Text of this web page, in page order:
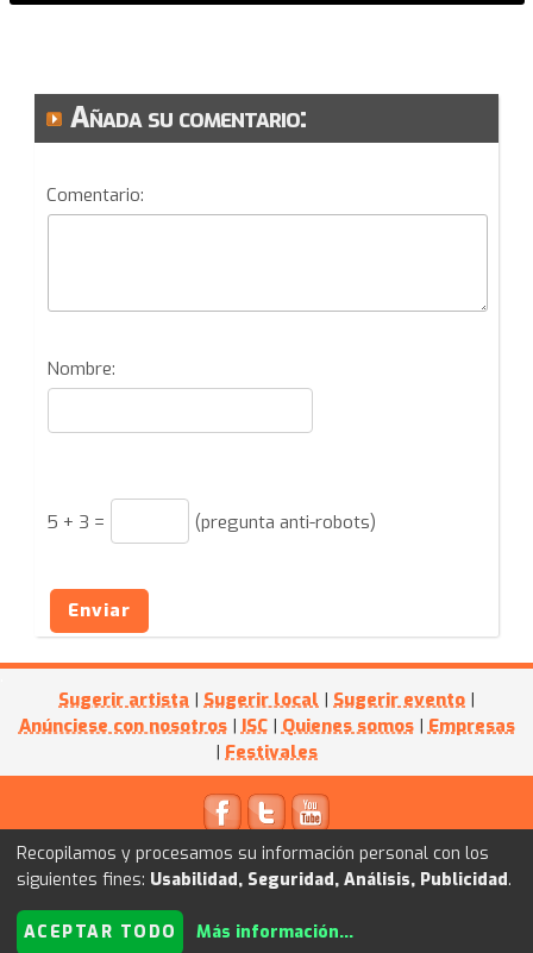
Añada su comentario:
Comentario:
Nombre:
5 + 3 = (pregunta anti-robots)
Enviar
Sugerir artista | Sugerir local | Sugerir evento |
Anúnciese con nosotros | ISC | Quienes somos | Empresas
| Festivales
© 2011Kultube.net- Powered byI+D WEB
Recopilamos y procesamos su información personal con los
siguientes fines: Usabilidad, Seguridad, Análisis, Publicidad.
ACEPTAR TODO Más información...